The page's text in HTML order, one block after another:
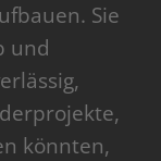
Sie
und
könnten,